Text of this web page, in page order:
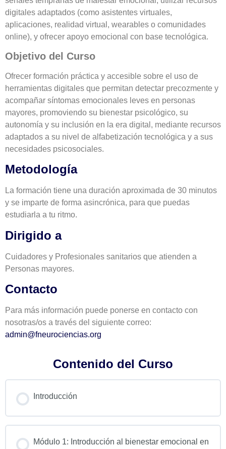
digitales adaptados (como asistentes virtuales,
aplicaciones, realidad virtual, wearables o comunidades
online), y ofrecer apoyo emocional con base tecnológica.
Objetivo del Curso
Ofrecer formación práctica y accesible sobre el uso de
herramientas digitales que permitan detectar precozmente y
acompañar síntomas emocionales leves en personas
mayores, promoviendo su bienestar psicológico, su
autonomía y su inclusión en la era digital, mediante recursos
adaptados a su nivel de alfabetización tecnológica y a sus
necesidades psicosociales.
Metodología
La formación tiene una duración aproximada de 30 minutos
y se imparte de forma asincrónica, para que puedas
estudiarla a tu ritmo.
Dirigido a
Cuidadores y Profesionales sanitarios que atienden a
Personas mayores.
Contacto
Para más información puede ponerse en contacto con
nosotras/os a través del siguiente correo:
admin@fneurociencias.org
Contenido del Curso
Introducción
Módulo 1: Introducción al bienestar emocional en